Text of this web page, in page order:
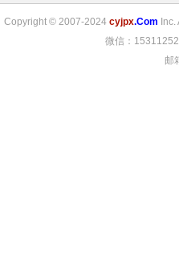
Copyright © 2007-2024 cyjpx.Com
微信：
邮